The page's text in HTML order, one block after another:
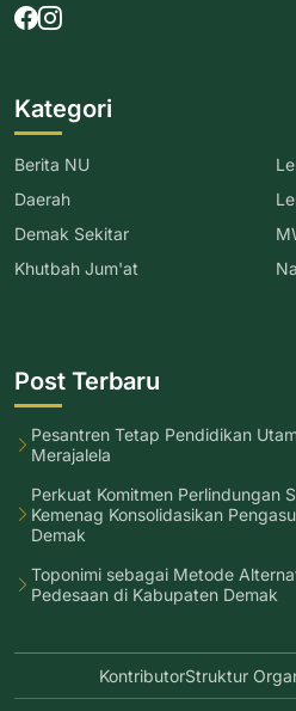
Kategori
Berita NU
Daerah
Demak Sekitar
Khutbah Jum'at
Post Terbaru
Pesantren Tetap Pendidikan
Merajalela
Perkuat Komitmen Perlindungan
Kemenag Konsolidasikan
Demak
Toponimi sebagai Metode
Pedesaan di Kabupaten Demak
KontributorStruktur